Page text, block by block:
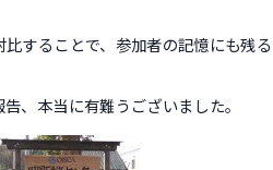
することで、参加者の記憶にも残る
、本当に有難うございました。